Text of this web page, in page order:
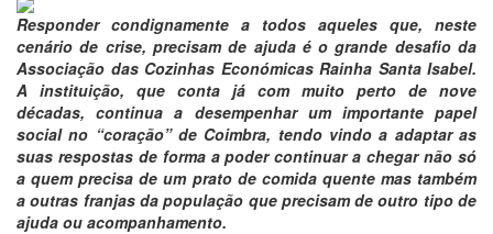
Responder condignamente a todos aqueles que, neste
cenário de crise, precisam de ajuda é o grande desafio da
Associação das Cozinhas Económicas Rainha Santa Isabel.
A instituição, que conta já com muito perto de nove
décadas, continua a desempenhar um importante papel
social no “coração” de Coimbra, tendo vindo a adaptar as
suas respostas de forma a poder continuar a chegar não só
a quem precisa de um prato de comida quente mas também
a outras franjas da população que precisam de outro tipo de
ajuda ou acompanhamento.